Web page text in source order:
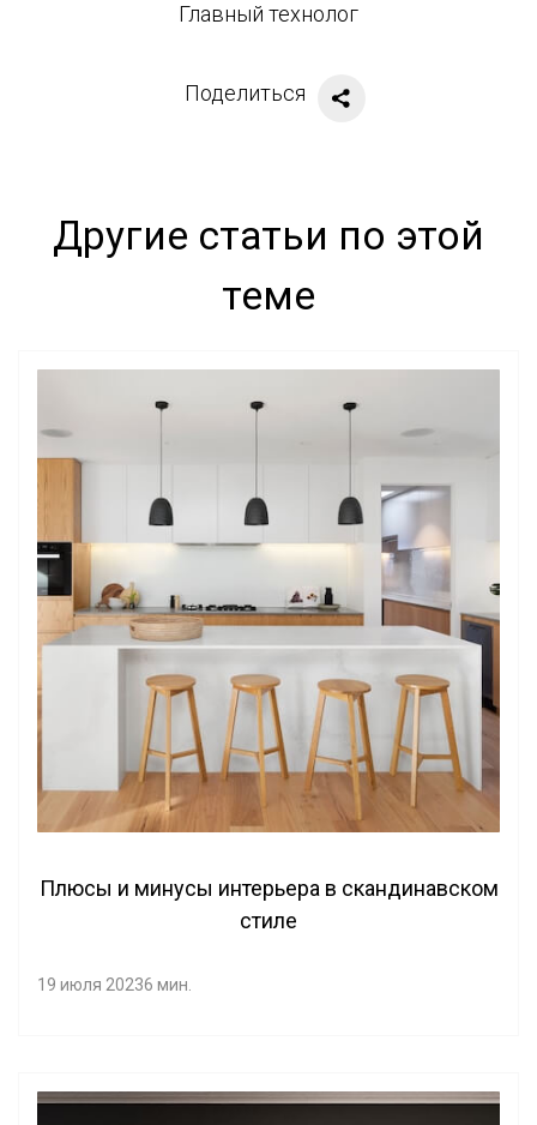
Главный технолог
Поделиться
Другие статьи по этой
теме
Плюсы и минусы интерьера в скандинавском
стиле
19 июля 20236 мин.